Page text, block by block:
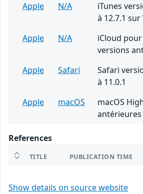
Apple
N/A
iTunes
à 12.7.1
Apple
N/A
iCloud
versions
Apple
Safari
Safari
à 11.0.1
Apple
macOS
macOS
antérieures
References
TITLE PUBLICATION TIME
Show details on source website